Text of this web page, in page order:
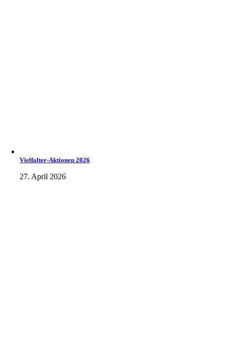
Vielfalter-Aktionen 2026
27. April 2026